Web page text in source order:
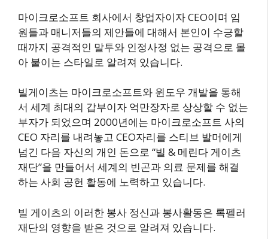
마이크로소프트 회사에서 창업자이자 CEO이며 임
원들과 매니저들의 제안들에 대해서 본인이 수긍할
때까지 공격적인 말투와 인정사정 없는 공격으로 몰
아 붙이는 스타일로 알려져 있습니다.
빌게이츠는 마이크로소프트와 윈도우 개발을 통해
서 세계 최대의 갑부이자 억만장자로 상상할 수 없는
부자가 되었으며 2000년에는 마이크로소프트 사의
CEO 자리를 내려놓고 CEO자리를 스티브 발머에게
넘긴 다음 자신의 개인 돈으로 “빌 & 메린다 게이츠
재단”을 만들어서 세계의 빈곤과 의료 문제를 해결
하는 사회 공헌 활동에 노력하고 있습니다.
빌 게이츠의 이러한 봉사 정신과 봉사활동은 록펠러
재단의 영향을 받은 것으로 알려져 있습니다.